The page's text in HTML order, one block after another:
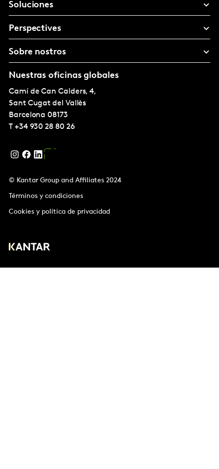
Soluciones
Perspectives
Sobre nostros
Nuestras oficinas globales
Camí de Can Calders, 4,
Sant Cugat del Vallès
Barcelona 08173
T +34 930 28 80 26
© Kantar Group and Affiliates 2024
Términos y condiciones
Cookies y política de privacidad